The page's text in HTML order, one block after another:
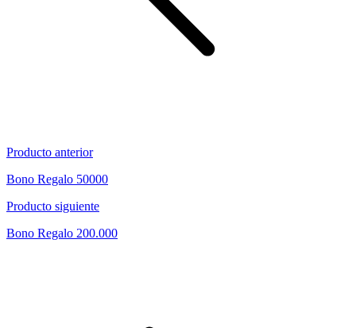
Producto anterior
Bono Regalo 50000
Producto siguiente
Bono Regalo 200.000